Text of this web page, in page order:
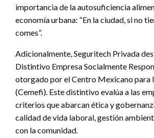
importancia de la autosuficiencia
economía urbana: “En la ciudad, si no
comes”.
Adicionalmente, Seguritech Privada
Distintivo Empresa Socialmente
otorgado por el Centro Mexicano para
(Cemefi). Este distintivo evalúa a las
criterios que abarcan ética y
calidad de vida laboral, gestión
con la comunidad.